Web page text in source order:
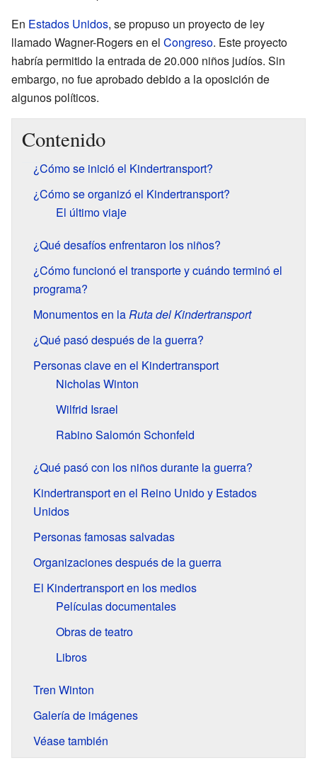
En Estados Unidos, se propuso un proyecto de ley
llamado Wagner-Rogers en el Congreso. Este proyecto
habría permitido la entrada de 20.000 niños judíos. Sin
embargo, no fue aprobado debido a la oposición de
algunos políticos.
Contenido
¿Cómo se inició el Kindertransport?
¿Cómo se organizó el Kindertransport?
El último viaje
¿Qué desafíos enfrentaron los niños?
¿Cómo funcionó el transporte y cuándo terminó el
programa?
Monumentos en laRuta del Kindertransport
¿Qué pasó después de la guerra?
Personas clave en el Kindertransport
Nicholas Winton
Wilfrid Israel
Rabino Salomón Schonfeld
¿Qué pasó con los niños durante la guerra?
Kindertransport en el Reino Unido y Estados
Unidos
Personas famosas salvadas
Organizaciones después de la guerra
El Kindertransport en los medios
Películas documentales
Obras de teatro
Libros
Tren Winton
Galería de imágenes
Véase también